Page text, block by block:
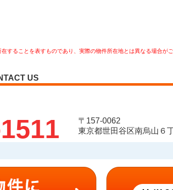
することを表すものであり、実際の物件所在地とは異なる場合がご
US
〒157-0062
東京都世田谷区南烏山６